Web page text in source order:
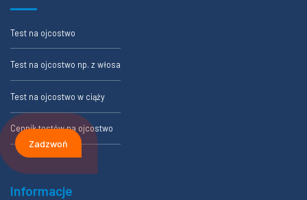
Test na ojcostwo
Test na ojcostwo np. z włosa
Test na ojcostwo w ciąży
Cennik testów na ojcostwo
Informacje
Zadzwoń